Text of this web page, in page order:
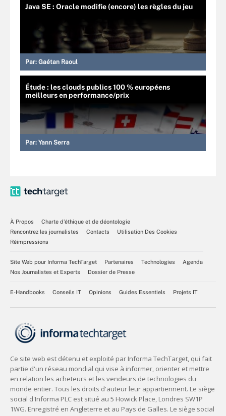
Java SE : Oracle modifie (encore) les règles du jeu
Par: Gaétan Raoul
Étude : les clouds publics 100 % européens
meilleurs en performance/prix
Par: Yann Serra
À Propos
Charte d’éthique et de déontologie
Rencontrez les journalistes
Contacts
Utilisation Des Cookies
Réimpressions
Site Web pour Informa TechTarget Partenaires Technologies
Agenda
Nos Journalistes et Experts
Dossier de Presse
E-Handbooks Conseils IT Opinions Guides Essentiels Projets IT